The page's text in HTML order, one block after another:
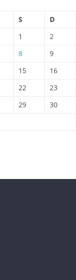
S
D
1
2
8
9
15
16
22
23
29
30